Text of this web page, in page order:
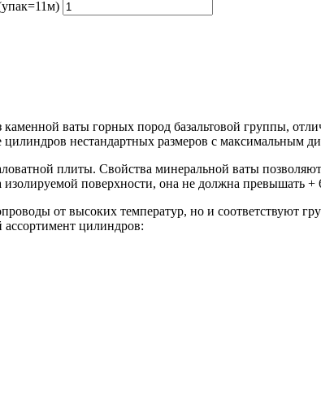
ваты горных пород базальтовой группы,
нестандартных размеров с максимальным
плиты. Свойства минеральной ваты
поверхности, она не должна превышать +
от высоких температур, но и соответствуют
цилиндров: